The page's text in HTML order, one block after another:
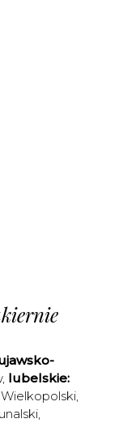
, lubelskie:
,
,